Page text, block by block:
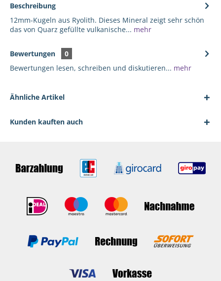
Beschreibung
12mm-Kugeln aus Ryolith. Dieses Mineral zeigt sehr schön
das von Quarz gefüllte vulkanische... mehr
Bewertungen
0
Bewertungen lesen, schreiben und diskutieren... mehr
Ähnliche Artikel
Kunden kauften auch